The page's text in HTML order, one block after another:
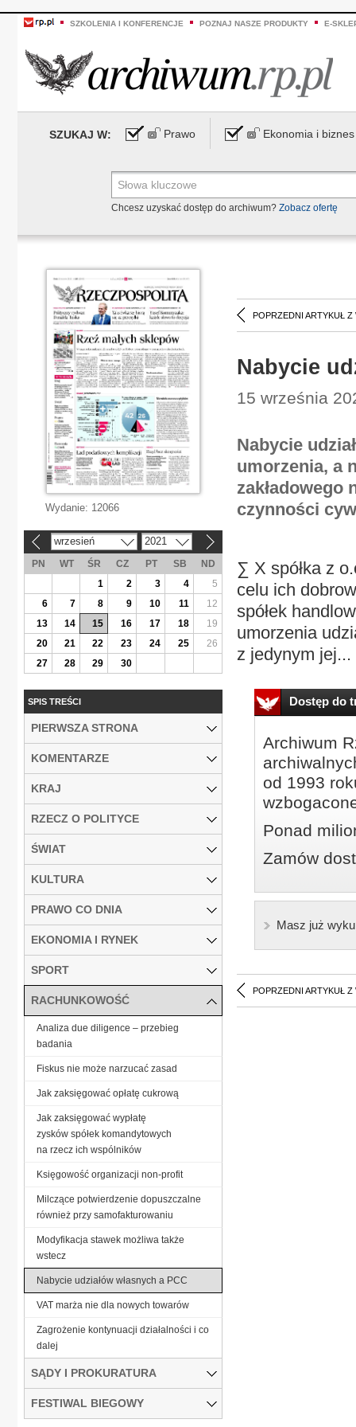
SZKOLENIA I KONFERENCJE POZNAJ NASZE PRODUKTY E-
SZUKAJ W: Prawo Ekonomia i biznes
Chcesz uzyskać dostęp do archiwum? Zobacz ofertę
POPRZEDNI ARTYKUŁ Z
Nabycie
15 września
Nabycie
umorzenia, a
zakładowego
czynności
∑ X spółka z
celu ich
spółek
umorzenia
z jedynym jej...
Dostęp do
Archiwum
od 1993
Ponad
Zamów
Masz już
POPRZEDNI ARTYKUŁ Z
Wydanie: 12066
wrzesień 2021
PN WT ŚR CZ PT SB
ND
1
2 3 4
5
6
7 8 9 10 11
12
13
14 15 16 17 18
19
20
21 22 23 24 25
26
27
28 29 30
SPIS TREŚCI
PIERWSZA STRONA
KOMENTARZE
KRAJ
RZECZ O POLITYCE
ŚWIAT
KULTURA
PRAWO CO DNIA
EKONOMIA I RYNEK
SPORT
RACHUNKOWOŚĆ
Analiza due diligence – przebieg
badania
Fiskus nie może narzucać zasad
Jak zaksięgować opłatę cukrową
Jak zaksięgować wypłatę
zysków spółek komandytowych
na rzecz ich wspólników
Księgowość organizacji non-profit
Milczące potwierdzenie dopuszczalne
również przy samofakturowaniu
Modyfikacja stawek możliwa także
wstecz
Nabycie udziałów własnych a PCC
VAT marża nie dla nowych towarów
Zagrożenie kontynuacji działalności i co
dalej
SĄDY I PROKURATURA
FESTIWAL BIEGOWY